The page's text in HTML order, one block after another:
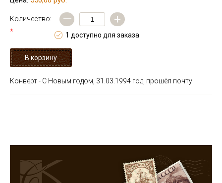
Количество:
*
— +
1 доступно для заказа
Конверт - С Новым годом, 31.03.1994 год, прошёл почту